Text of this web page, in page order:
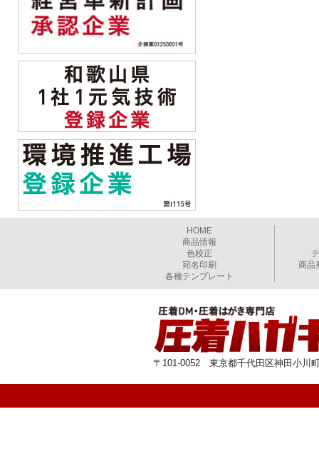
HOME
商品情報
色校正
宛名印刷
各種テンプレート
商品
〒101-0052 東京都千代田区神田小川